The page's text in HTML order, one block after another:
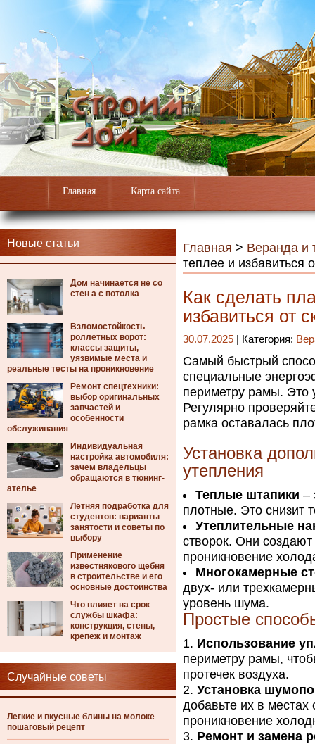
Главная Карта сайта
Новые статьи
Дом начинается не со
стен а с потолка
Взломостойкость
роллетных ворот:
классы защиты,
уязвимые места и
реальные тесты на проникновение
Ремонт спецтехники:
выбор оригинальных
запчастей и
особенности
обслуживания
Индивидуальная
настройка автомобиля:
зачем владельцы
обращаются в тюнинг-
ателье
Летняя подработка для
студентов: варианты
занятости и советы по
выбору
Применение
известнякового щебня
в строительстве и его
основные достоинства
Что влияет на срок
службы шкафа:
конструкция, стены,
крепеж и монтаж
Случайные советы
Легкие и вкусные блины на молоке
пошаговый рецепт
Главная > Веранда и
теплее и избавиться
Как сделать
избавиться от
30.07.2025 | Категория:
Самый быстрый
специальные
периметру рамы. Это
Регулярно
рамка оставалась
Установка
утепления
Теплые штапики –
плотные. Это снизит
Утеплительные
створок. Они
проникновение
Многокамерные
двух- или
уровень шума.
Простые
Использование
периметру рамы,
протечек воздуха.
Установка
добавьте их в
проникновение
Ремонт и замена